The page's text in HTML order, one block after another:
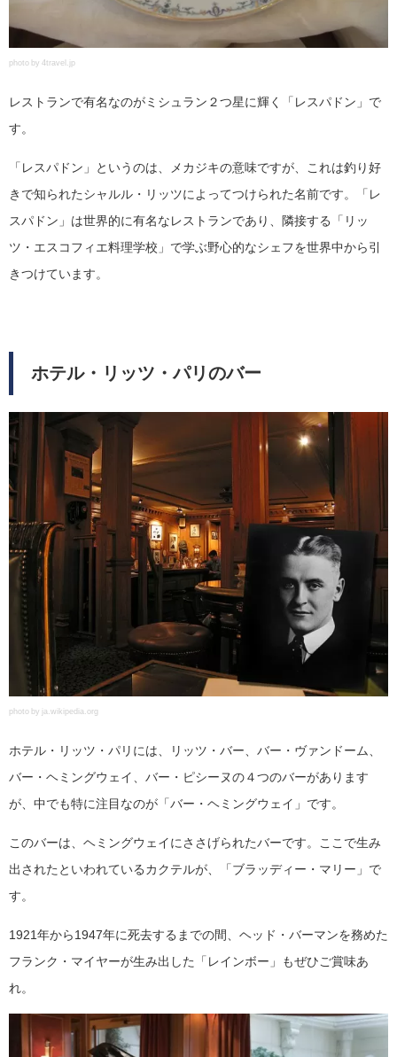
photo by 4travel.jp
レストランで有名なのがミシュラン２つ星に輝く「レスパドン」で
す。
「レスパドン」というのは、メカジキの意味ですが、これは釣り好
きで知られたシャルル・リッツによってつけられた名前です。「レ
スパドン」は世界的に有名なレストランであり、隣接する「リッ
ツ・エスコフィエ料理学校」で学ぶ野心的なシェフを世界中から引
きつけています。
ホテル・リッツ・パリのバー
photo by ja.wikipedia.org
ホテル・リッツ・パリには、リッツ・バー、バー・ヴァンドーム、
バー・ヘミングウェイ、バー・ピシーヌの４つのバーがあります
が、中でも特に注目なのが「バー・ヘミングウェイ」です。
このバーは、ヘミングウェイにささげられたバーです。ここで生み
出されたといわれているカクテルが、「ブラッディー・マリー」で
す。
1921年から1947年に死去するまでの間、ヘッド・バーマンを務めた
フランク・マイヤーが生み出した「レインボー」もぜひご賞味あ
れ。